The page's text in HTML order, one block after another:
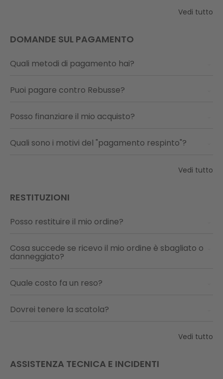
Vedi tutto
DOMANDE SUL PAGAMENTO
Quali metodi di pagamento hai?
Puoi pagare contro Rebusse?
Posso finanziare il mio acquisto?
Quali sono i motivi del "pagamento respinto"?
Vedi tutto
RESTITUZIONI
Posso restituire il mio ordine?
Cosa succede se ricevo il mio ordine è sbagliato o
danneggiato?
Quale costo fa un reso?
Dovrei tenere la scatola?
Vedi tutto
ASSISTENZA TECNICA E INCIDENTI